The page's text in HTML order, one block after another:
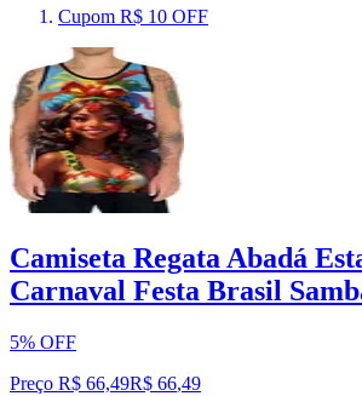
Cupom R$ 10 OFF
Camiseta Regata Abadá
Carnaval Festa Brasil
5% OFF
Preço R$ 66,49R$ 66,49